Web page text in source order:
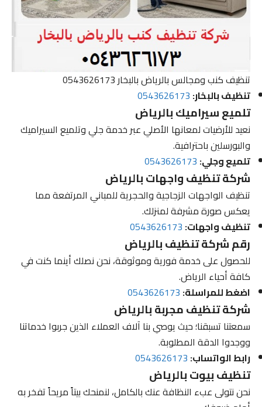
تنظيف كنب ومجالس بالرياض بالبخار 0543626173
تنظيف بالبخار:0543626173
تلميع سيراميك بالرياض
نعيد للأرضيات لمعانها الأصلي عبر خدمة جلي وتلميع السيراميك
والبورسلين باحترافية.
تلميع وجلي:0543626173
شركة تنظيف واجهات بالرياض
تنظيف الواجهات الزجاجية والحجرية للمباني المرتفعة مما
يعكس صورة مشرفة لمنزلك.
تنظيف واجهات:0543626173
رقم شركة تنظيف بالرياض
للحصول على خدمة فورية وموثوقة، نحن نصلك أينما كنت في
كافة أحياء الرياض.
اضغط للمراسلة:0543626173
شركة تنظيف مجربة بالرياض
سمعتنا تسبقنا؛ حيث يوصي بنا آلاف العملاء الذين جربوا خدماتنا
ووجدوا الدقة المطلوبة.
رابط الواتساب:0543626173
تنظيف بيوت بالرياض
نحن نتولى عبء النظافة عنك بالكامل، لنمنحك بيتاً مريحاً تفخر به